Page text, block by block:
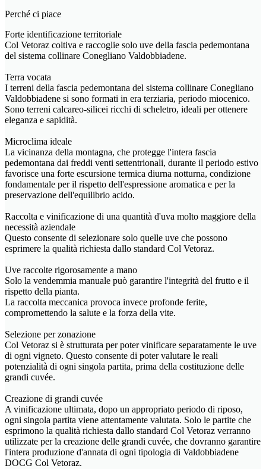
Perché ci piace
Forte identificazione territoriale
Col Vetoraz coltiva e raccoglie solo uve della fascia pedemontana
del sistema collinare Conegliano Valdobbiadene.
Terra vocata
I terreni della fascia pedemontana del sistema collinare Conegliano
Valdobbiadene si sono formati in era terziaria, periodo miocenico.
Sono terreni calcareo-silicei ricchi di scheletro, ideali per ottenere
eleganza e sapidità.
Microclima ideale
La vicinanza della montagna, che protegge l'intera fascia
pedemontana dai freddi venti settentrionali, durante il periodo estivo
favorisce una forte escursione termica diurna notturna, condizione
fondamentale per il rispetto dell'espressione aromatica e per la
preservazione dell'equilibrio acido.
Raccolta e vinificazione di una quantità d'uva molto maggiore della
necessità aziendale
Questo consente di selezionare solo quelle uve che possono
esprimere la qualità richiesta dallo standard Col Vetoraz.
Uve raccolte rigorosamente a mano
Solo la vendemmia manuale può garantire l'integrità del frutto e il
rispetto della pianta.
La raccolta meccanica provoca invece profonde ferite,
compromettendo la salute e la forza della vite.
Selezione per zonazione
Col Vetoraz si è strutturata per poter vinificare separatamente le uve
di ogni vigneto. Questo consente di poter valutare le reali
potenzialità di ogni singola partita, prima della costituzione delle
grandi cuvée.
Creazione di grandi cuvée
A vinificazione ultimata, dopo un appropriato periodo di riposo,
ogni singola partita viene attentamente valutata. Solo le partite che
esprimono la qualità richiesta dallo standard Col Vetoraz verranno
utilizzate per la creazione delle grandi cuvée, che dovranno garantire
l'intera produzione d'annata di ogni tipologia di Valdobbiadene
DOCG Col Vetoraz.